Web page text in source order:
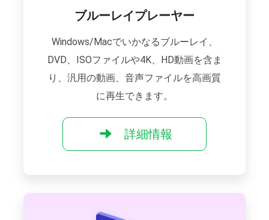
ブルーレイプレーヤー
Windows/Macでいかなるブルーレイ、
DVD、ISOファイルや4K、HD動画を含ま
り、汎用の動画、音声ファイルを高画質
に再生できます。
詳細情報